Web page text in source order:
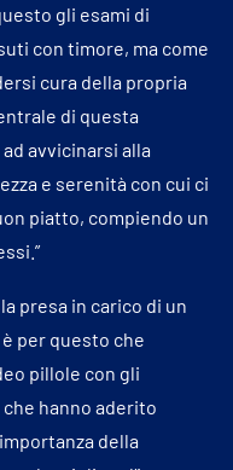
gli esami di
con timore, ma come
cura della propria
di questa
avvicinarsi alla
e serenità con cui ci
piatto, compiendo un
presa in carico di un
per questo che
pillole con gli
hanno aderito
della